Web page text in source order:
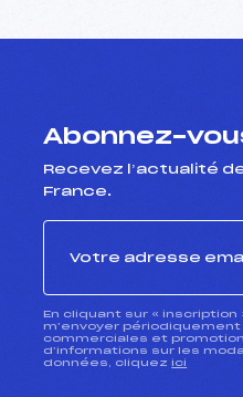
Abonnez-
Recevez l’actualité
France.
En cliquant sur « inscription
m’envoyer
commerciales et
d’informations sur les
données, cliquez ici